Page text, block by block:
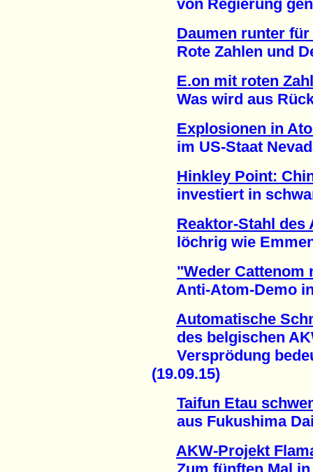
von Regierung
Daumen runter für
Rote Zahlen und
E.on mit roten
Was wird aus
Explosionen in
im US-Staat
Hinkley Point:
investiert in
Reaktor-Stahl des
löchrig wie
"Weder Cattenom
Anti-Atom-Demo in
Automatische
des belgischen
Versprödung
(19.09.15)
Taifun Etau
aus Fukushima
AKW-Projekt